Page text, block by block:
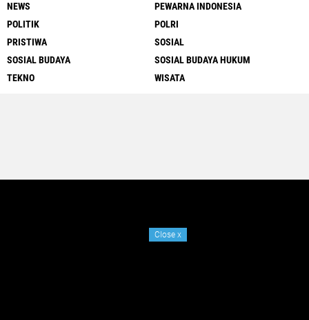
NEWS
PEWARNA INDONESIA
POLITIK
POLRI
PRISTIWA
SOSIAL
SOSIAL BUDAYA
SOSIAL BUDAYA HUKUM
TEKNO
WISATA
Close x